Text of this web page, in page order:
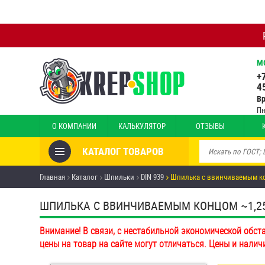
О КОМПАНИИ КАЛЬКУЛЯТОР ОТЗЫВЫ
КАТАЛОГ ТОВАРОВ
Товары со скидкой
Анкеры
Антивандальный крепёж,
инструмент
Болты и винты
Главная Каталог Шпильки DIN 939 Шпилька c ввинчиваемым
ШПИЛЬКА C ВВИНЧИВАЕМЫМ КОНЦОМ
Внимание! В связи, с нестабильной экономической
цены на товар на сайте могут отличаться. Цены и